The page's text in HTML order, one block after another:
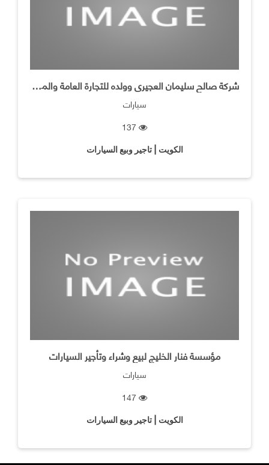
شركة صالح سليمان العجيرى وولده للتجارة العامة والمقاولات
سيارات
الكويت | تاجير وبيع السيارات
مؤسسة فنار الخليج لبيع وشراء وتأجير السيارات
سيارات
الكويت | تاجير وبيع السيارات